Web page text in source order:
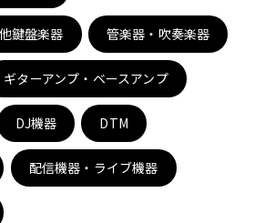
その他楽器
エフェクター
DTM
ン納品
鍵盤楽器 管楽器・吹奏楽器
ギターアンプ・ベースアンプ
DJ機器 DTM
配信機器・ライブ機器